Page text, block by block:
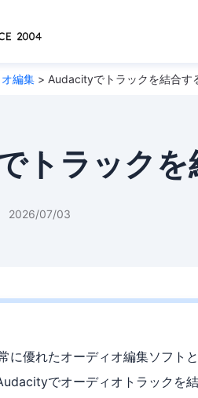
編集 > Audacityでトラックを結合す
トラックを
2026/07/03
に優れたオーディオ編集ソフト
でオーディオトラックを